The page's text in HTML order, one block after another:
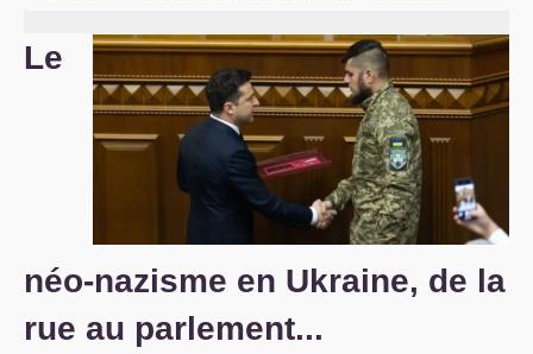
Internationale
S’organiser
Comprendre...
Le
néo-nazisme en Ukraine, de la
rue au parlement...